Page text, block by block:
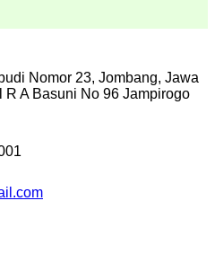
Nomor 23, Jombang, Jawa
R A Basuni No 96 Jampirogo